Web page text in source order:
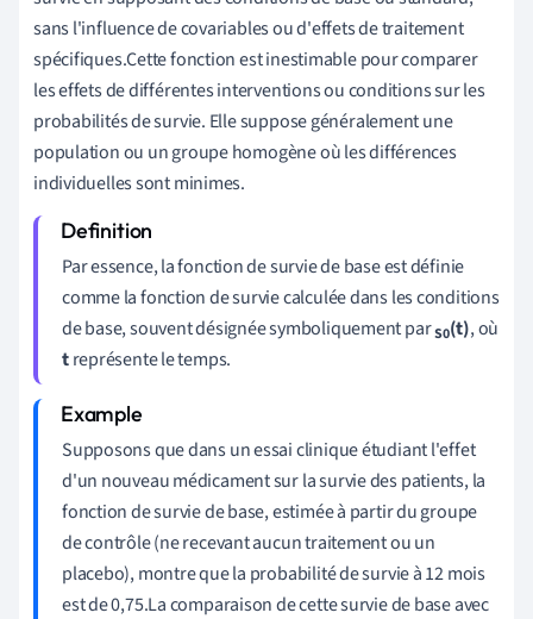
sans l'influence de covariables ou d'effets de traitement
spécifiques.Cette fonction est inestimable pour comparer
les effets de différentes interventions ou conditions sur les
probabilités de survie. Elle suppose généralement une
population ou un groupe homogène où les différences
individuelles sont minimes.
Par essence, la fonction de survie de base est définie
comme la fonction de survie calculée dans les conditions
de base, souvent désignée symboliquement parS0(t), où
treprésente le temps.
Supposons que dans un essai clinique étudiant l'effet
d'un nouveau médicament sur la survie des patients, la
fonction de survie de base, estimée à partir du groupe
de contrôle (ne recevant aucun traitement ou un
placebo), montre que la probabilité de survie à 12 mois
est de 0,75.La comparaison de cette survie de base avec